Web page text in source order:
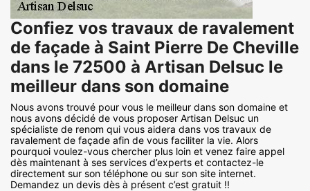
Confiez vos travaux de ravalement
de façade à Saint Pierre De Cheville
dans le 72500 à Artisan Delsuc le
meilleur dans son domaine
Nous avons trouvé pour vous le meilleur dans son domaine et
nous avons décidé de vous proposer Artisan Delsuc un
spécialiste de renom qui vous aidera dans vos travaux de
ravalement de façade afin de vous faciliter la vie. Alors
pourquoi voulez-vous chercher plus loin et venez faire appel
dès maintenant à ses services d’experts et contactez-le
directement sur son téléphone ou sur son site internet.
Demandez un devis dès à présent c’est gratuit !!